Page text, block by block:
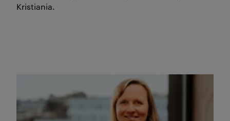
Kristiania.